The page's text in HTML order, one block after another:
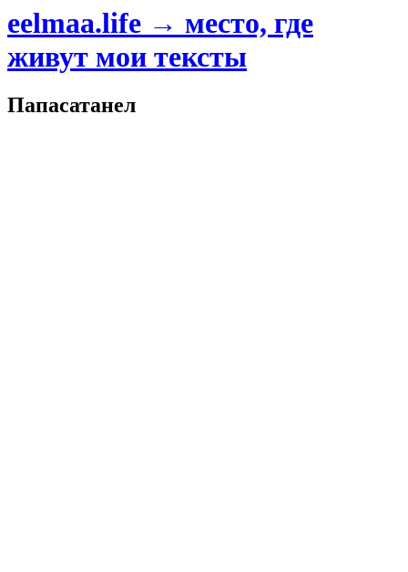
eelmaa.life → место, где
живут мои тексты
Папасатанел